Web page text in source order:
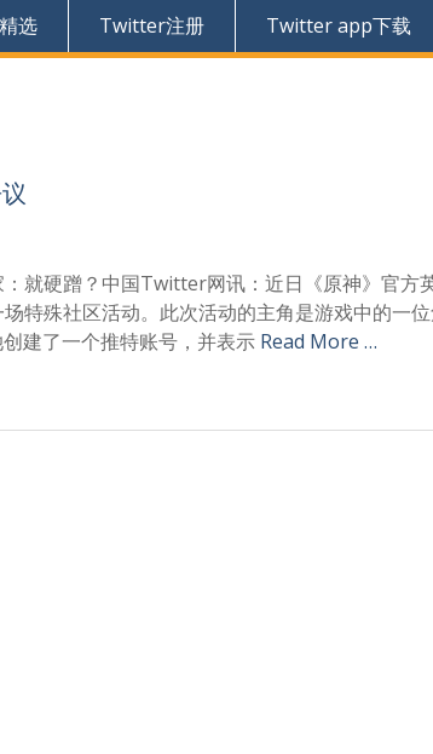
选 Twitter注册 Twitter app下载
：就硬蹭？中国Twitter网讯：近日《原神》官方
特殊社区活动。此次活动的主角是游戏中的一
建了一个推特账号，并表示 Read More …